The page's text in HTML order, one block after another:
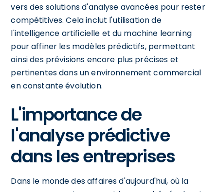
vers des solutions d'analyse avancées pour rester
compétitives. Cela inclut l'utilisation de
l'intelligence artificielle et du machine learning
pour affiner les modèles prédictifs, permettant
ainsi des prévisions encore plus précises et
pertinentes dans un environnement commercial
en constante évolution.
L'importance de
l'analyse prédictive
dans les entreprises
Dans le monde des affaires d'aujourd'hui, où la